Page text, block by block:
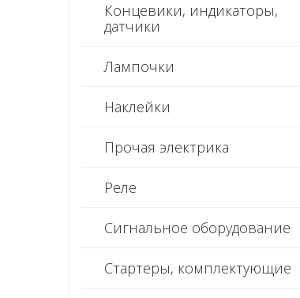
Концевики, индикаторы,
датчики
Лампочки
Наклейки
Прочая электрика
Реле
Сигнальное оборудование
Стартеры, комплектующие